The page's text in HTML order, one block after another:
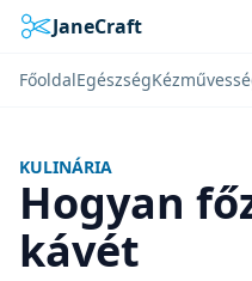
JaneCraft
FőoldalEgészség
KULINÁRIA
Hogyan
kávét